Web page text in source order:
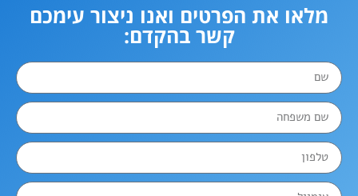
מלאו את הפרטים ואנו ניצור עימכם
קשר בהקדם: